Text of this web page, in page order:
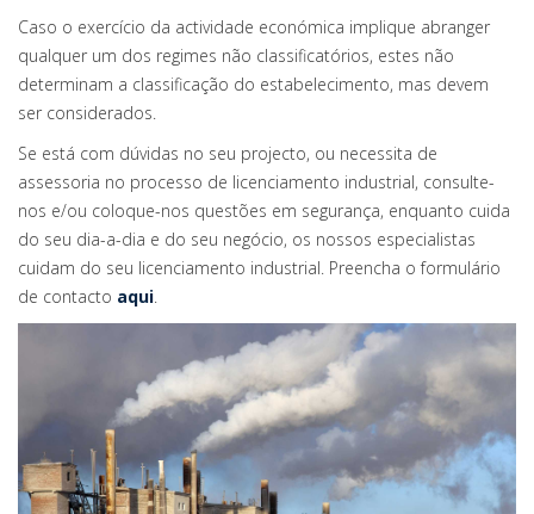
Caso o exercício da actividade económica implique abranger
qualquer um dos regimes não classificatórios, estes não
determinam a classificação do estabelecimento, mas devem
ser considerados.
Se está com dúvidas no seu projecto, ou necessita de
assessoria no processo de licenciamento industrial, consulte-
nos e/ou coloque-nos questões em segurança, enquanto cuida
do seu dia-a-dia e do seu negócio, os nossos especialistas
cuidam do seu licenciamento industrial. Preencha o formulário
de contacto aqui.